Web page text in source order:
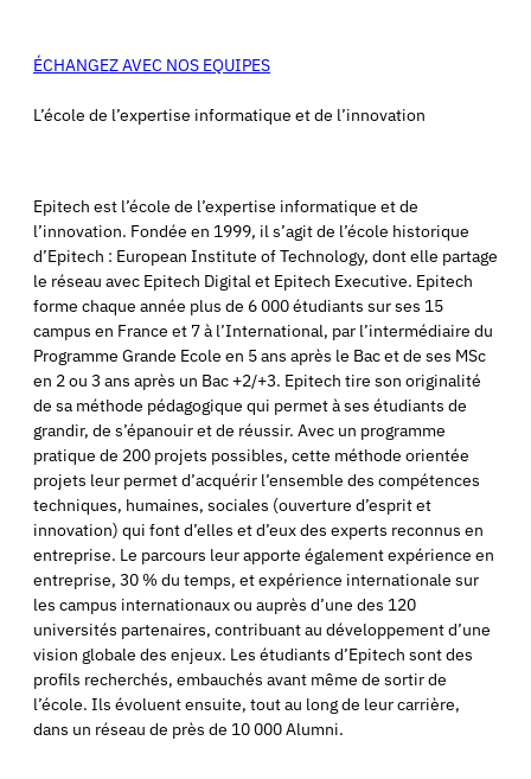
ÉCHANGEZ AVEC NOS EQUIPES
L’école de l’expertise informatique et de l’innovation
Epitech est l’école de l’expertise informatique et de
l’innovation. Fondée en 1999, il s’agit de l’école historique
d’Epitech : European Institute of Technology, dont elle partage
le réseau avec Epitech Digital et Epitech Executive. Epitech
forme chaque année plus de 6 000 étudiants sur ses 15
campus en France et 7 à l’International, par l’intermédiaire du
Programme Grande Ecole en 5 ans après le Bac et de ses MSc
en 2 ou 3 ans après un Bac +2/+3. Epitech tire son originalité
de sa méthode pédagogique qui permet à ses étudiants de
grandir, de s’épanouir et de réussir. Avec un programme
pratique de 200 projets possibles, cette méthode orientée
projets leur permet d’acquérir l’ensemble des compétences
techniques, humaines, sociales (ouverture d’esprit et
innovation) qui font d’elles et d’eux des experts reconnus en
entreprise. Le parcours leur apporte également expérience en
entreprise, 30 % du temps, et expérience internationale sur
les campus internationaux ou auprès d’une des 120
universités partenaires, contribuant au développement d’une
vision globale des enjeux. Les étudiants d’Epitech sont des
profils recherchés, embauchés avant même de sortir de
l’école. Ils évoluent ensuite, tout au long de leur carrière,
dans un réseau de près de 10 000 Alumni.